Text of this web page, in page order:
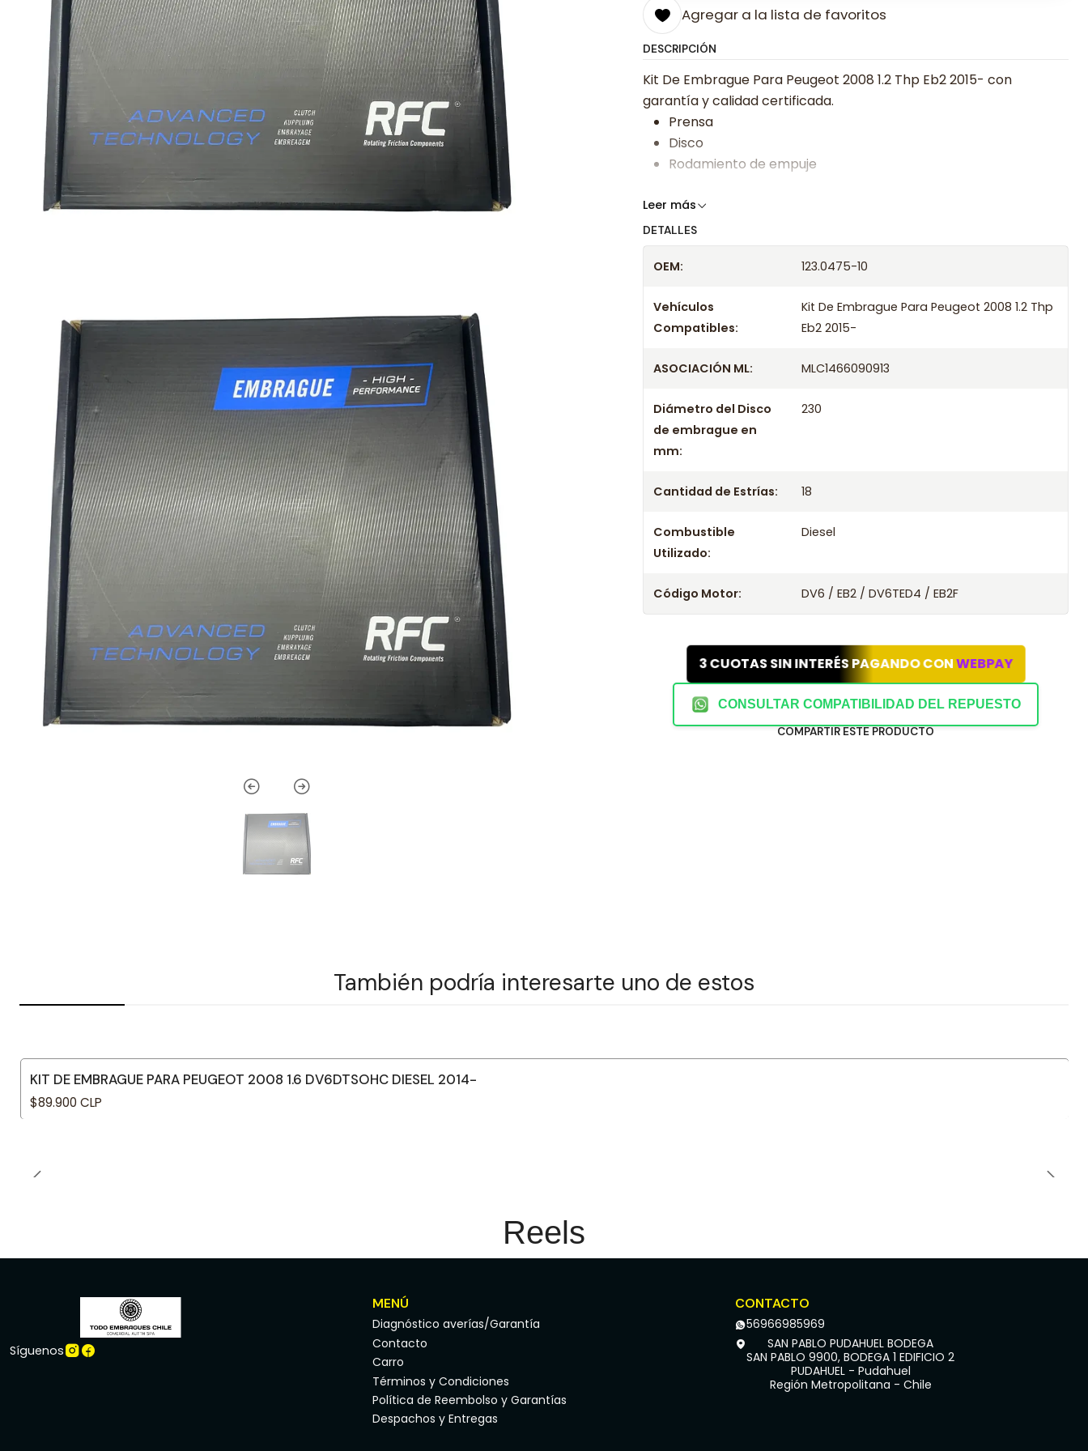
Agregar a la lista de favoritos
DESCRIPCIÓN
Kit De Embrague Para Peugeot 2008 1.2 Thp Eb2 2015- con
garantía y calidad certificada.
Prensa
Disco
Rodamiento de empuje
Somos especialistas en embragues desde 2019, ofreciendo precios
confirmación.
Leer más
DETALLES
OEM: 123.0475-10
Vehículos
Compatibles:
Kit De Embrague Para Peugeot 2008 1.2 Thp
Eb2 2015-
ASOCIACIÓN ML: MLC1466090913
Diámetro del Disco
de embrague en
mm:
230
Cantidad de Estrías: 18
Combustible
Utilizado:
Diesel
Código Motor: DV6 / EB2 / DV6TED4 / EB2F
3 CUOTAS SIN INTERÉS PAGANDO CONWEBPAY
CONSULTAR COMPATIBILIDAD DEL REPUESTO
COMPARTIR ESTE PRODUCTO
También podría interesarte uno de estos
KIT DE EMBRAGUE PARA PEUGEOT 2008 1.6 DV6DTSOHC DIESEL 2014-
$89.900 CLP
Reels
Síguenos
MENÚ
Diagnóstico averías/Garantía
Contacto
Carro
Términos y Condiciones
Política de Reembolso y Garantías
Despachos y Entregas
CONTACTO
56966985969
SAN PABLO PUDAHUEL BODEGA
SAN PABLO 9900, BODEGA 1 EDIFICIO 2
PUDAHUEL - Pudahuel
Región Metropolitana - Chile